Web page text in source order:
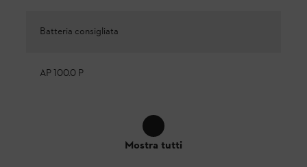
Batteria consigliata
AP 100.0 P
Mostra tutti